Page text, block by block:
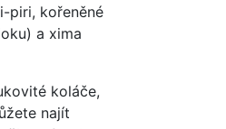
piri, kořeněné
a xima
koláče,
najít